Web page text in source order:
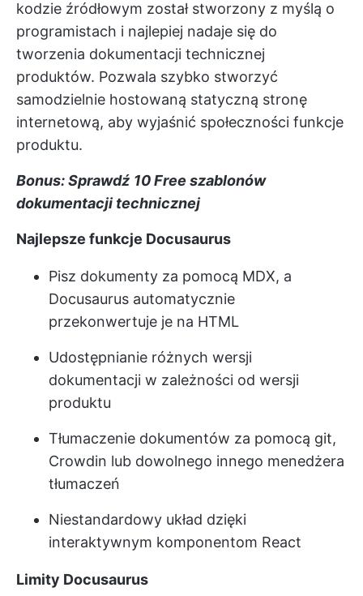
kodzie źródłowym został stworzony z myślą o
programistach i najlepiej nadaje się do
tworzenia dokumentacji technicznej
produktów. Pozwala szybko stworzyć
samodzielnie hostowaną statyczną stronę
internetową, aby wyjaśnić społeczności funkcje
produktu.
Bonus: Sprawdź 10 Free szablonów
dokumentacji technicznej
Najlepsze funkcje Docusaurus
Pisz dokumenty za pomocą MDX, a
Docusaurus automatycznie
przekonwertuje je na HTML
Udostępnianie różnych wersji
dokumentacji w zależności od wersji
produktu
Tłumaczenie dokumentów za pomocą git,
Crowdin lub dowolnego innego menedżera
tłumaczeń
Niestandardowy układ dzięki
interaktywnym komponentom React
Limity Docusaurus